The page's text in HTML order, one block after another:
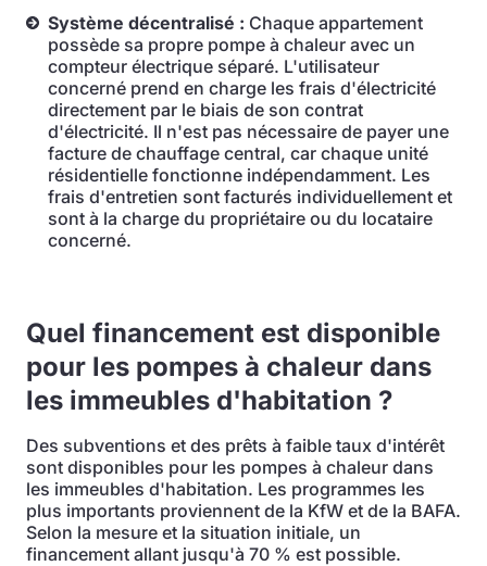
Système décentralisé : Chaque appartement
possède sa propre pompe à chaleur avec un
compteur électrique séparé. L'utilisateur
concerné prend en charge les frais d'électricité
directement par le biais de son contrat
d'électricité. Il n'est pas nécessaire de payer une
facture de chauffage central, car chaque unité
résidentielle fonctionne indépendamment. Les
frais d'entretien sont facturés individuellement et
sont à la charge du propriétaire ou du locataire
concerné.
Quel financement est disponible
pour les pompes à chaleur dans
les immeubles d'habitation ?
Des subventions et des prêts à faible taux d'intérêt
sont disponibles pour les pompes à chaleur dans
les immeubles d'habitation. Les programmes les
plus importants proviennent de la KfW et de la BAFA.
Selon la mesure et la situation initiale, un
financement allant jusqu'à 70 % est possible.